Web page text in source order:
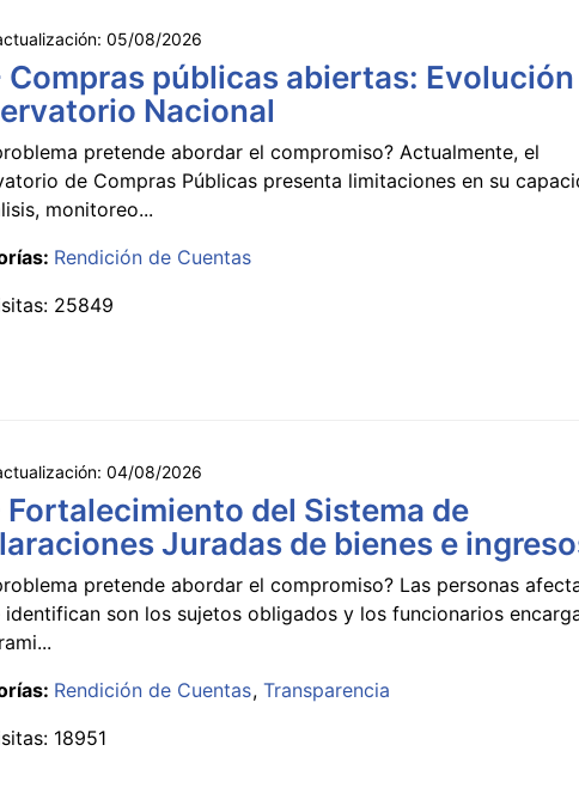
05/08/2026
Compras públicas abiertas: Evolución
Nacional
pretende abordar el compromiso? Actualmente, el
de Compras Públicas presenta limitaciones en su
monitoreo...
Rendición de Cuentas
25849
04/08/2026
Fortalecimiento del Sistema de
Juradas de bienes e
pretende abordar el compromiso? Las personas
identifican son los sujetos obligados y los funcionarios
Rendición de Cuentas Transparencia
18951